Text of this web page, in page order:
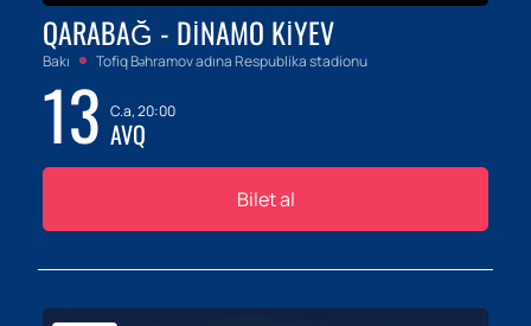
QARABAĞ - DINAMO KIYEV
Bakı Tofiq Bəhramov adına Respublika stadionu
13 C.a, 20:00
AVQ
Bilet al